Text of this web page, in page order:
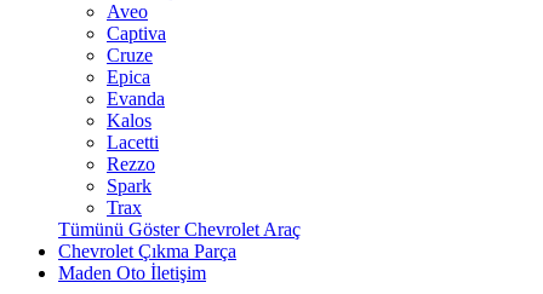
Aveo
Captiva
Cruze
Epica
Evanda
Kalos
Lacetti
Rezzo
Spark
Trax
Tümünü Göster Chevrolet Araç
Chevrolet Çıkma Parça
Maden Oto İletişim